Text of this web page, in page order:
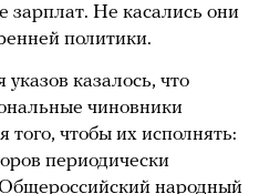
Не касались они
политики.
казалось, что
чиновники
того, чтобы их исполнять:
периодически
народный